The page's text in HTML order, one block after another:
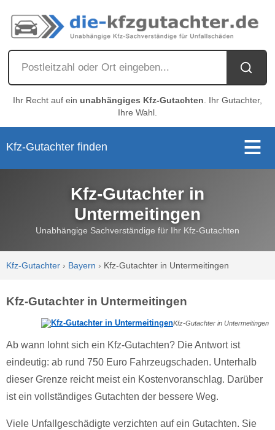
Ihr Recht auf ein unabhängiges Kfz-Gutachten . Ihr Gutachter,
Ihre Wahl.
Kfz-Gutachter finden
Kfz-Gutachter in
Untermeitingen
Unabhängige Sachverständige für Ihr Kfz-Gutachten
Kfz-Gutachter › Bayern › Kfz-Gutachter in Untermeitingen
Kfz-Gutachter in Untermeitingen
Kfz-Gutachter in Untermeitingen
Ab wann lohnt sich ein Kfz-Gutachten? Die Antwort ist
eindeutig: ab rund 750 Euro Fahrzeugschaden. Unterhalb
dieser Grenze reicht meist ein Kostenvoranschlag. Darüber
ist ein vollständiges Gutachten der bessere Weg.
Viele Unfallgeschädigte verzichten auf ein Gutachten. Sie